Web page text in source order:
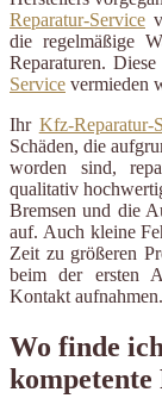
Reparatur-Service
die regelmäßige
Reparaturen.
Service vermieden
Ihr Kfz-Reparatur-
Schäden, die
worden sind,
qualitativ
Bremsen und die
auf. Auch kleine
Zeit zu größeren
beim der ersten
Kontakt aufnahmen.
Wo finde